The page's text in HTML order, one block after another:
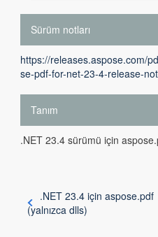
Sürüm notları
https://releases.aspose.com/
se-pdf-for-net-23-4-release-
Tanım
.NET 23.4 sürümü için
.NET 23.4 için aspose.pdf
(yalnızca dlls)